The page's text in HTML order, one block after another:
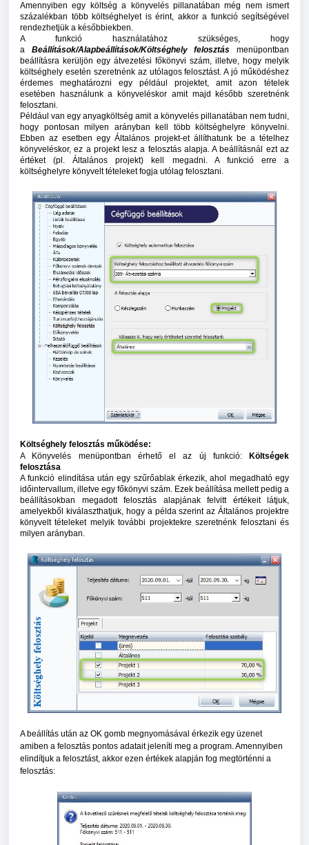
Amennyiben egy költség a könyvelés pillanatában még nem ismert
százalékban több költséghelyet is érint, akkor a funkció segítségével
rendezhetjük a későbbiekben.
A funkció használatához szükséges, hogy
a Beállítások/Alapbeállítások/Költséghely felosztás menüpontban
beállításra kerüljön egy átvezetési főkönyvi szám, illetve, hogy melyik
költséghely esetén szeretnénk az utólagos felosztást. A jó működéshez
érdemes meghatározni egy például projektet, amit azon tételek
esetében használunk a könyveléskor amit majd később szeretnénk
felosztani.
Például van egy anyagköltség amit a könyvelés pillanatában nem tudni,
hogy pontosan milyen arányban kell több költséghelyre könyvelni.
Ebben az esetben egy Általános projekt-et állíthatunk be a tételhez
könyveléskor, ez a projekt lesz a felosztás alapja. A beállításnál ezt az
értéket (pl. Általános projekt) kell megadni. A funkció erre a
költséghelyre könyvelt tételeket fogja utólag felosztani.
Költséghely felosztás működése:
A Könyvelés menüpontban érhető el az új funkció:
Költségek
felosztása
A funkció elindítása után egy szűrőablak érkezik, ahol megadható egy
időintervallum, illetve egy főkönyvi szám. Ezek beállítása mellett pedig a
beállításokban megadott felosztás alapjának felvitt értékeit látjuk,
amelyekből kiválaszthatjuk, hogy a példa szerint az Általános projektre
könyvelt tételeket melyik további projektekre szeretnénk felosztani és
milyen arányban.
A beállítás után az OK gomb megnyomásával érkezik egy üzenet
amiben a felosztás pontos adatait jeleníti meg a program. Amennyiben
elindítjuk a felosztást, akkor ezen értékek alapján fog megtörténni a
felosztás: